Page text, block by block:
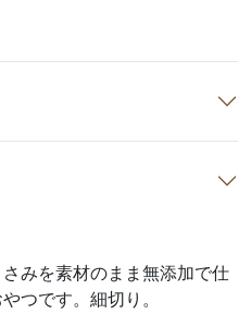
みを素材のまま無添加で仕
つです。細切り。